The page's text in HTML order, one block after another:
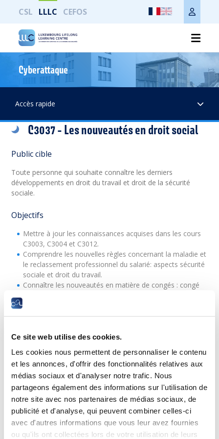
Ce site web utilise des cookies.
Les cookies nous permettent de personnaliser le contenu
et les annonces, d'offrir des fonctionnalités relatives aux
médias sociaux et d'analyser notre trafic. Nous
partageons également des informations sur l'utilisation de
notre site avec nos partenaires de médias sociaux, de
publicité et d'analyse, qui peuvent combiner celles-ci
avec d'autres informations que vous leur avez fournies
ou qu'ils ont collectées lors de votre utilisation de leurs
CSL LLLC CEFOS
Cyberattaque
Accès rapide
C3037 - Les nouveautés en droit social
Public cible
Toute personne qui souhaite connaître les derniers
développements en droit du travail et droit de la sécurité
sociale.
Objectifs
Mettre à jour les connaissances acquises dans les cours
C3003, C3004 et C3012.
Comprendre les nouvelles règles concernant la maladie et
le reclassement professionnel du salarié: aspects sécurité
sociale et droit du travail.
Connaître les nouveautés en matière de congés : congé
du travail.
prestations familiales : allocations familiales, boni pour
Appréhender les nouveautés en matière de pension et
préretraite.
Comprendre les principes généraux de la fiscalité des
salariés au Luxembourg
Avoir un aperçu des projets de réforme en cours en
matière de droit social.
Prérequis